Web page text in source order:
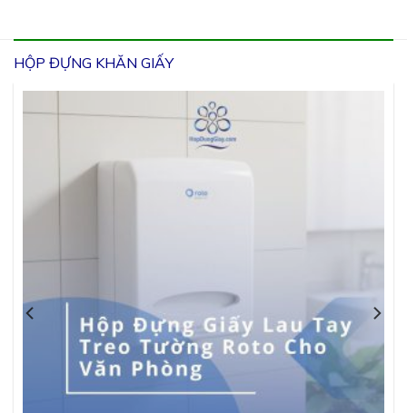
HỘP ĐỰNG KHĂN GIẤY